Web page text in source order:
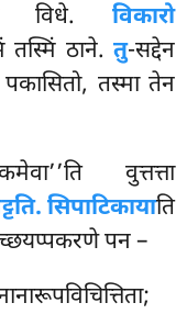
विधे. विकारो
तस्मिं ठाने. तु-सद्देन
पकासितो, तस्मा तेन
वुत्तत्ता
सिपाटिकायाति
पन –